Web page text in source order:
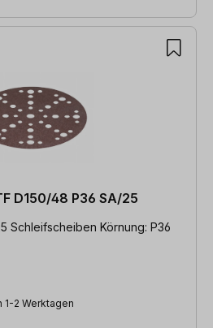
D150/48 P36 SA/25
Körnung: P36
1-2 Werktagen